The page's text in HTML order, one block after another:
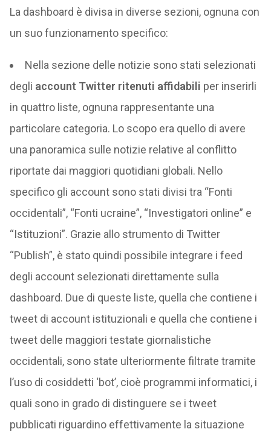
La dashboard è divisa in diverse sezioni, ognuna con
un suo funzionamento specifico:
Nella sezione delle notizie sono stati selezionati
degli account Twitter ritenuti affidabili per inserirli
in quattro liste, ognuna rappresentante una
particolare categoria. Lo scopo era quello di avere
una panoramica sulle notizie relative al conflitto
riportate dai maggiori quotidiani globali. Nello
specifico gli account sono stati divisi tra “Fonti
occidentali”, “Fonti ucraine”, “Investigatori online” e
“Istituzioni”. Grazie allo strumento di Twitter
“Publish”, è stato quindi possibile integrare i feed
degli account selezionati direttamente sulla
dashboard. Due di queste liste, quella che contiene i
tweet di account istituzionali e quella che contiene i
tweet delle maggiori testate giornalistiche
occidentali, sono state ulteriormente filtrate tramite
l’uso di cosiddetti ‘bot’, cioè programmi informatici, i
quali sono in grado di distinguere se i tweet
pubblicati riguardino effettivamente la situazione